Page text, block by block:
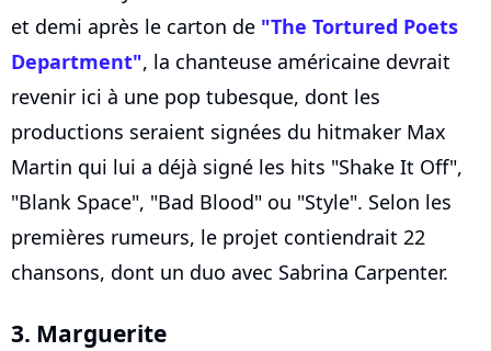
et demi après le carton de "The Tortured Poets
Department", la chanteuse américaine devrait
revenir ici à une pop tubesque, dont les
productions seraient signées du hitmaker Max
Martin qui lui a déjà signé les hits "Shake It Off",
"Blank Space", "Bad Blood" ou "Style". Selon les
premières rumeurs, le projet contiendrait 22
chansons, dont un duo avec Sabrina Carpenter.
3. Marguerite